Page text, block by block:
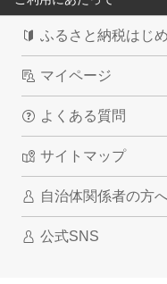
ふるさと納税はじ
マイページ
よくある質問
サイトマップ
自治体関係者の方
公式SNS